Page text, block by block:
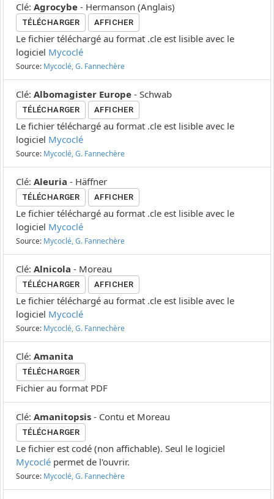
Clé: Agrocybe - Hermanson (Anglais)
TÉLÉCHARGER AFFICHER
Le fichier téléchargé au format .cle est lisible avec le
logiciel Mycoclé
Source: Mycoclé, G. Fannechère
Clé: Albomagister Europe - Schwab
TÉLÉCHARGER AFFICHER
Le fichier téléchargé au format .cle est lisible avec le
logiciel Mycoclé
Source: Mycoclé, G. Fannechère
Clé: Aleuria - Häffner
TÉLÉCHARGER AFFICHER
Le fichier téléchargé au format .cle est lisible avec le
logiciel Mycoclé
Source: Mycoclé, G. Fannechère
Clé: Alnicola - Moreau
TÉLÉCHARGER AFFICHER
Le fichier téléchargé au format .cle est lisible avec le
logiciel Mycoclé
Source: Mycoclé, G. Fannechère
Clé: Amanita
TÉLÉCHARGER
Fichier au format PDF
Clé: Amanitopsis - Contu et Moreau
TÉLÉCHARGER
Le fichier est codé (non affichable). Seul le logiciel
Mycoclé permet de l'ouvrir.
Source: Mycoclé, G. Fannechère